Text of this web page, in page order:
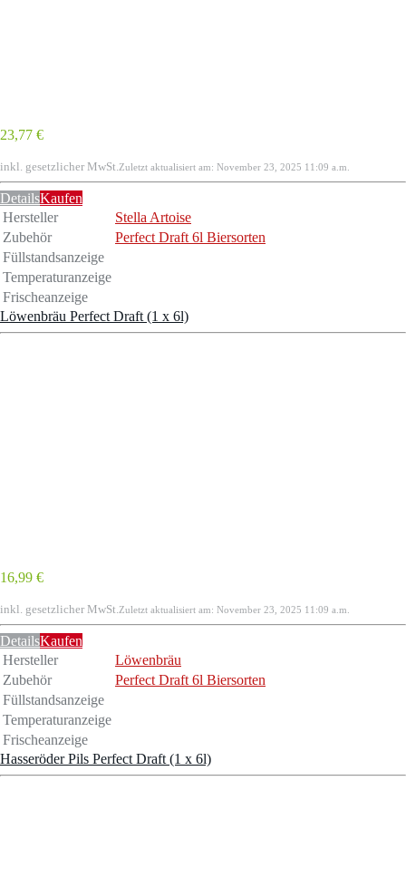
23,77 €
inkl. gesetzlicher MwSt. Zuletzt aktualisiert am: November 23, 2025 11:09 a.m.
DetailsKaufen
Hersteller
Stella Artoise
Zubehör
Perfect Draft 6l Biersorten
Füllstandsanzeige
Temperaturanzeige
Frischeanzeige
Löwenbräu Perfect Draft (1 x 6l)
16,99 €
inkl. gesetzlicher MwSt. Zuletzt aktualisiert am: November 23, 2025 11:09 a.m.
DetailsKaufen
Hersteller
Löwenbräu
Zubehör
Perfect Draft 6l Biersorten
Füllstandsanzeige
Temperaturanzeige
Frischeanzeige
Hasseröder Pils Perfect Draft (1 x 6l)